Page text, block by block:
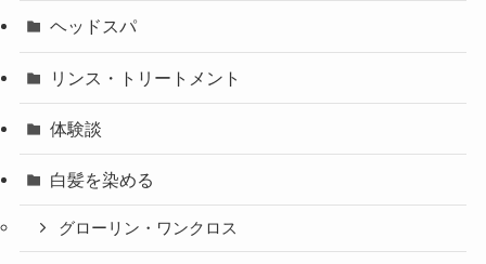
ヘッドスパ
リンス・トリートメント
体験談
白髪を染める
グローリン・ワンクロス